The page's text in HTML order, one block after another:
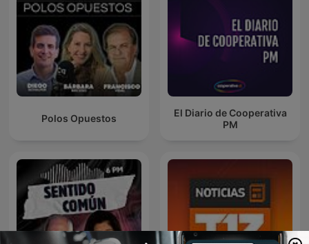
Polos Opuestos
El Diario de Cooperativa
PM